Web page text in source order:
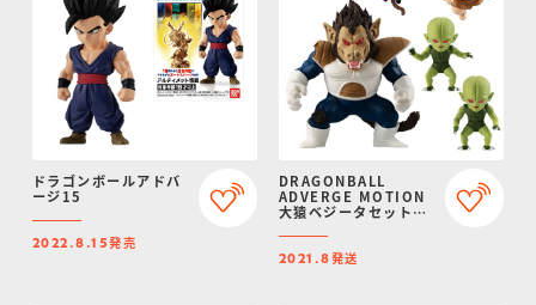
ドラゴンボールアドバ
ージ15
2022.8.15発売
DRAGONBALL
ADVERGE MOTION
大猿ベジータセット
限定】
2021.8発送